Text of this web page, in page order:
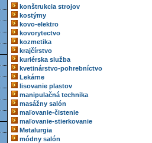
konštrukcia strojov
kostýmy
kovo-elektro
kovorytectvo
kozmetika
krajčírstvo
kuriérska služba
kvetinárstvo-pohrebníctvo
Lekárne
lisovanie plastov
manipulačná technika
masážny salón
maľovanie-čistenie
maľovanie-stierkovanie
Metalurgia
módny salón